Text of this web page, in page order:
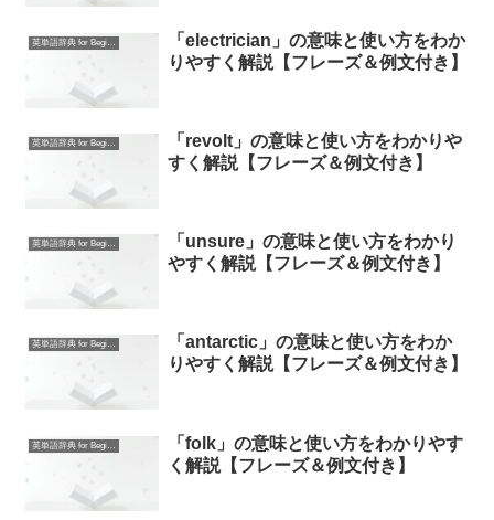
英単語辞典 for Beginners
「electrician」の意味と使い方をわか
りやすく解説【フレーズ＆例文付き】
英単語辞典 for Beginners
「revolt」の意味と使い方をわかりや
すく解説【フレーズ＆例文付き】
英単語辞典 for Beginners
「unsure」の意味と使い方をわかり
やすく解説【フレーズ＆例文付き】
英単語辞典 for Beginners
「antarctic」の意味と使い方をわか
りやすく解説【フレーズ＆例文付き】
英単語辞典 for Beginners
「folk」の意味と使い方をわかりやす
く解説【フレーズ＆例文付き】